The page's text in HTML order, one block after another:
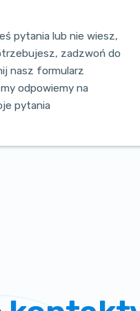
pytania lub nie wiesz,
zadzwoń do
nasz formularz
odpowiemy na
pytania